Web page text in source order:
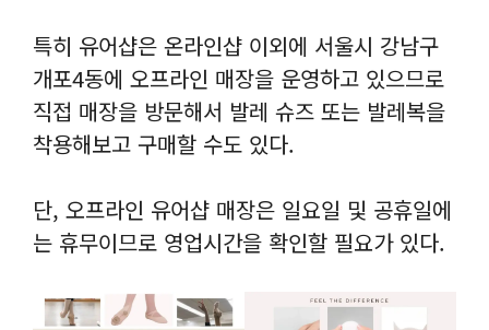
특히 유어샵은 온라인샵 이외에 서울시 강남구
개포4동에 오프라인 매장을 운영하고 있으므로
직접 매장을 방문해서 발레 슈즈 또는 발레복을
착용해보고 구매할 수도 있다.
단, 오프라인 유어샵 매장은 일요일 및 공휴일에
는 휴무이므로 영업시간을 확인할 필요가 있다.